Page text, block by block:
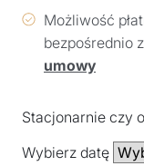
Możliwość
bezpośrednio
umowy
Stacjonarnie czy
Wybierz datę